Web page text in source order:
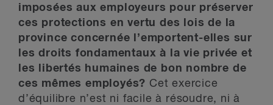
imposées aux employeurs pour préserver
ces protections en vertu des lois de la
province concernée l’emportent-elles sur
les droits fondamentaux à la vie privée et
les libertés humaines de bon nombre de
ces mêmes employés? Cet exercice
d’équilibre n’est ni facile à résoudre, ni à